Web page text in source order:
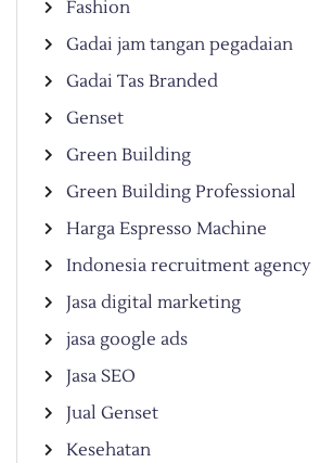
Fashion
Gadai jam tangan pegadaian
Gadai Tas Branded
Genset
Green Building
Green Building Professional
Harga Espresso Machine
Indonesia recruitment agency
Jasa digital marketing
jasa google ads
Jasa SEO
Jual Genset
Kesehatan